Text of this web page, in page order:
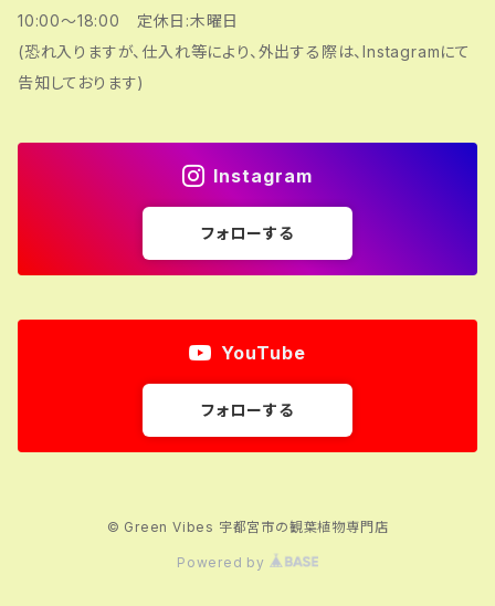
10:00〜18:00 定休日:木曜日
(恐れ入りますが、仕入れ等により、外出する際は、Instagramにて
告知しております)
Instagram
フォローする
YouTube
フォローする
© Green Vibes 宇都宮市の観葉植物専門店
Powered by